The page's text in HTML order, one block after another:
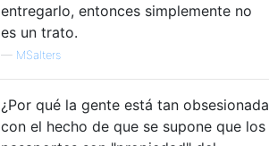
entregarlo, entonces simplemente no
es un trato.
— MSalters
¿Por qué la gente está tan obsesionada
con el hecho de que se supone que los